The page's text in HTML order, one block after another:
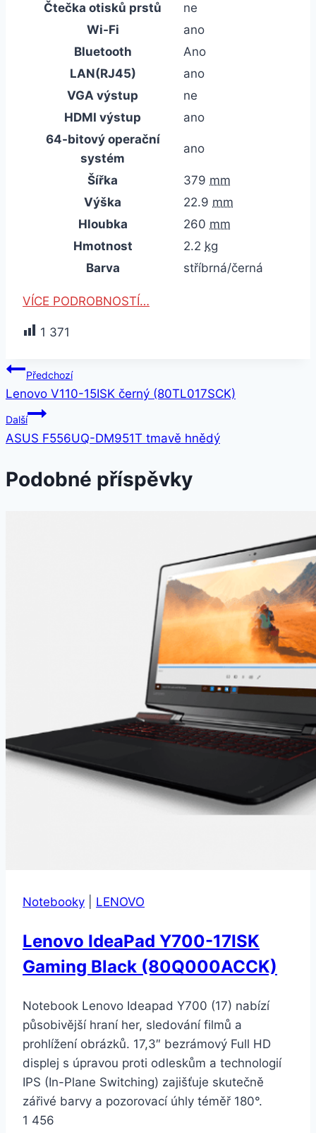
Čtečka otisků prstů
ne
Wi-Fi
ano
Bluetooth
Ano
LAN(RJ45)
ano
VGA výstup
ne
HDMI výstup
ano
64-bitový operační
systém
ano
Šířka 379 mm
Výška
22.9 mm
Hloubka
260 mm
Hmotnost
2.2 kg
Barva
stříbrná/černá
VÍCE PODROBNOSTÍ…
1 371
Navigace
pro
příspěvek
Předchozí
Lenovo V110-15ISK černý (80TL017SCK)
Další
ASUS F556UQ-DM951T tmavě hnědý
Podobné příspěvky
Notebooky LENOVO
Lenovo IdeaPad Y700-17ISK
Gaming Black (80Q000ACCK)
Notebook Lenovo Ideapad Y700 (17) nabízí
působivější hraní her, sledování filmů a
prohlížení obrázků. 17,3″ bezrámový Full HD
displej s úpravou proti odleskům a technologií
IPS (In-Plane Switching) zajišťuje skutečně
zářivé barvy a pozorovací úhly téměř 180°.
1 456